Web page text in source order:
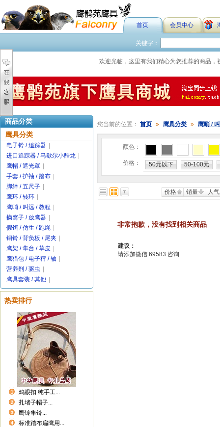
首页 会员中心
关键字：
欢迎光临，这里有我们精心为您推荐的商品，
商品分类
鹰具分类
电子铃 / 追踪器
进口追踪器 / 马歇尔小酷龙
鹰帽 / 遮光罩
手套 / 护袖 / 踏布
脚绊 / 五尺子
鹰环 / 转环
鹰哨 / 叫远 / 教程
摘窝子 / 放鹰器
假饵 / 仿生 / 跑绳
铜铃 / 背负板 / 尾夹
鹰架 / 隼台 / 草皮
鹰猎包 / 电子秤 / 轴
营养剂 / 驱虫
鹰具套装 / 其他
热卖排行
1 鸡眼扣 纯手工...
2 扎堵子帽子...
3 鹰铃隼铃...
4 标准踏布扁鹰用...
您当前的位置： 首页 » 鹰具分类 » 鹰哨 /
颜色：
价格： 50元以下 50-100元
价格 销量 人气
非常抱歉，没有找到相关商品
建议：
请添加微信 69583 咨询